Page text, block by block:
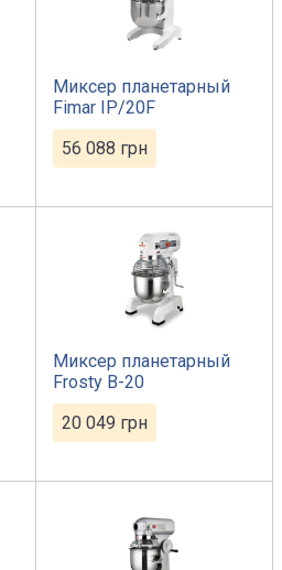
Миксер планетарный
Fimar IP/20F
56 088 грн
Миксер планетарный
Frosty B-20
20 049 грн